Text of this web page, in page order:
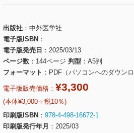
出版社
中外医学社
電子版ISBN
電子版発売日
2025/03/13
ページ数
144ページ 判型
A5判
フォーマット
PDF（パソコンへのダウンロ
電子版販売価格： ¥3,300
(本体¥3,000＋税10％)
印刷版ISBN
978-4-498-16672-1
印刷版発行年月
2025/03